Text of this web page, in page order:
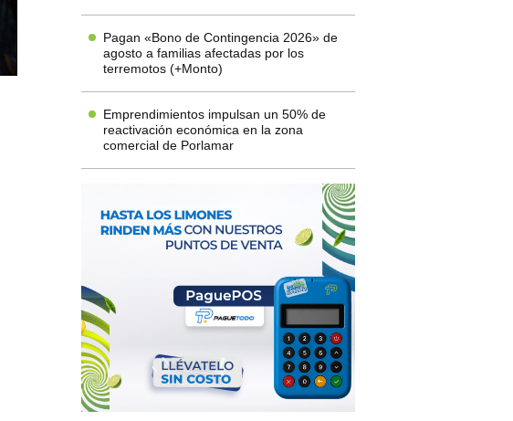
Pagan «Bono de Contingencia 2026» de
agosto a familias afectadas por los
terremotos (+Monto)
Emprendimientos impulsan un 50% de
reactivación económica en la zona
comercial de Porlamar